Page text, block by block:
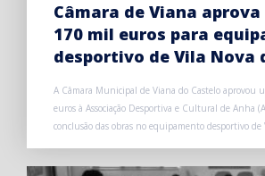
Câmara de Viana
170 mil euros para
desportivo de Vila Nova
A Câmara Municipal de Viana do Castelo aprovou
euros à Associação Desportiva e Cultural de Anha
conclusão das obras no equipamento desportivo